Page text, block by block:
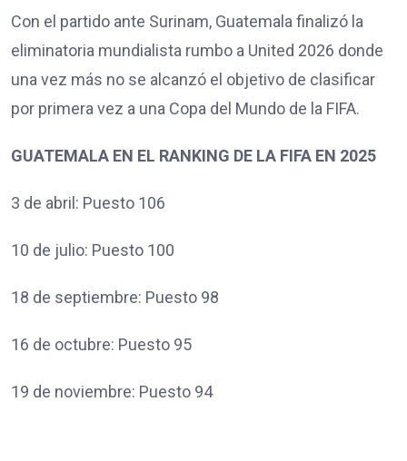
Con el partido ante Surinam, Guatemala finalizó la
eliminatoria mundialista rumbo a United 2026 donde
una vez más no se alcanzó el objetivo de clasificar
por primera vez a una Copa del Mundo de la FIFA.
GUATEMALA EN EL RANKING DE LA FIFA EN 2025
3 de abril: Puesto 106
10 de julio: Puesto 100
18 de septiembre: Puesto 98
16 de octubre: Puesto 95
19 de noviembre: Puesto 94